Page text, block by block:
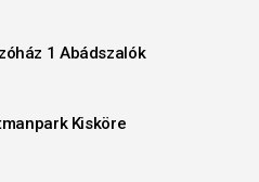
1 Abádszalók
Kisköre